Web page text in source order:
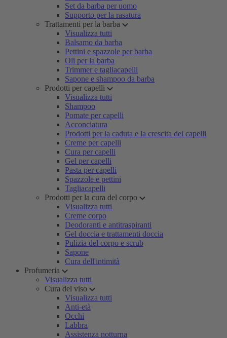
Set da barba per uomo
Supporto per la rasatura
Trattamenti per la barba
Visualizza tutti
Balsamo da barba
Pettini e spazzole per barba
Oli per la barba
Trimmer e tagliacapelli
Sapone e shampoo da barba
Prodotti per capelli
Visualizza tutti
Shampoo
Pomate per capelli
Acconciatura
Prodotti per la caduta e la crescita dei capelli
Creme per capelli
Cura per capelli
Gel per capelli
Pasta per capelli
Spazzole e pettini
Tagliacapelli
Prodotti per la cura del corpo
Visualizza tutti
Creme corpo
Deodoranti e antitraspiranti
Gel doccia e trattamenti doccia
Pulizia del corpo e scrub
Sapone
Cura dell'intimità
Profumeria
Visualizza tutti
Cura del viso
Visualizza tutti
Anti-età
Occhi
Labbra
Assistenza notturna